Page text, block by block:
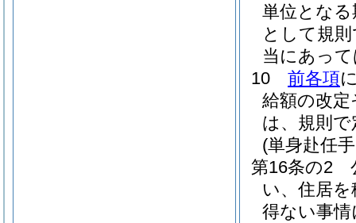
単位とな
として規
当にあっ
10
前各項
給額の改
は、規則
(単身赴任
第16条の2
い、住居
得ない事